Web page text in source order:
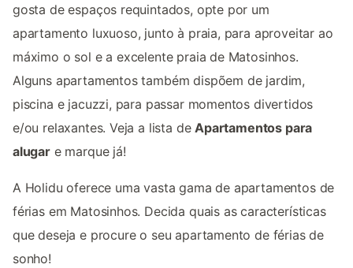
gosta de espaços requintados, opte por um
apartamento luxuoso, junto à praia, para aproveitar ao
máximo o sol e a excelente praia de Matosinhos.
Alguns apartamentos também dispõem de jardim,
piscina e jacuzzi, para passar momentos divertidos
e/ou relaxantes. Veja a lista de Apartamentos para
alugare marque já!
A Holidu oferece uma vasta gama de apartamentos de
férias em Matosinhos. Decida quais as características
que deseja e procure o seu apartamento de férias de
sonho!